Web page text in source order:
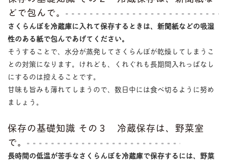
どで包んで。
さくらんぼを冷蔵庫に入れて保存するときは、新聞紙などの吸湿
性のある紙で包んであげてください。
そうすることで、水分が蒸発してさくらんぼが乾燥してしまうこ
との対策になります。けれども、くれぐれも長期間入れっぱなし
にするのは控えることです。
甘味も旨みも薄れてしまうので、数日中には食べ切るように努め
ましょう。
保存の基礎知識 その３ 冷蔵保存は、野菜室
で。
長時間の低温が苦手なさくらんぼを冷蔵庫で保存するには、野菜